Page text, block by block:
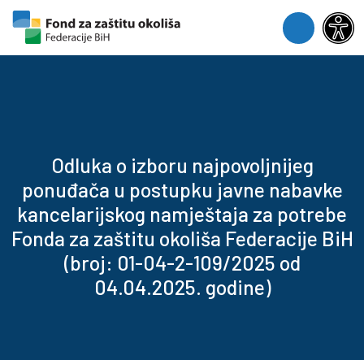
Skip to content
Skip to footer
Menu
Odluka o izboru najpovoljnijeg
ponuđača u postupku javne nabavke
kancelarijskog namještaja za potrebe
Fonda za zaštitu okoliša Federacije BiH
(broj: 01-04-2-109/2025 od
04.04.2025. godine)